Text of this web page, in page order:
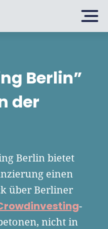
Berlin”
der
Berlin bietet
einen
über Berliner
-
nicht in